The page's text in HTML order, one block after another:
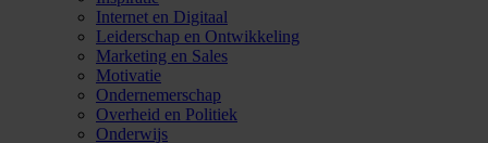
Internet en Digitaal
Leiderschap en Ontwikkeling
Marketing en Sales
Motivatie
Ondernemerschap
Overheid en Politiek
Onderwijs